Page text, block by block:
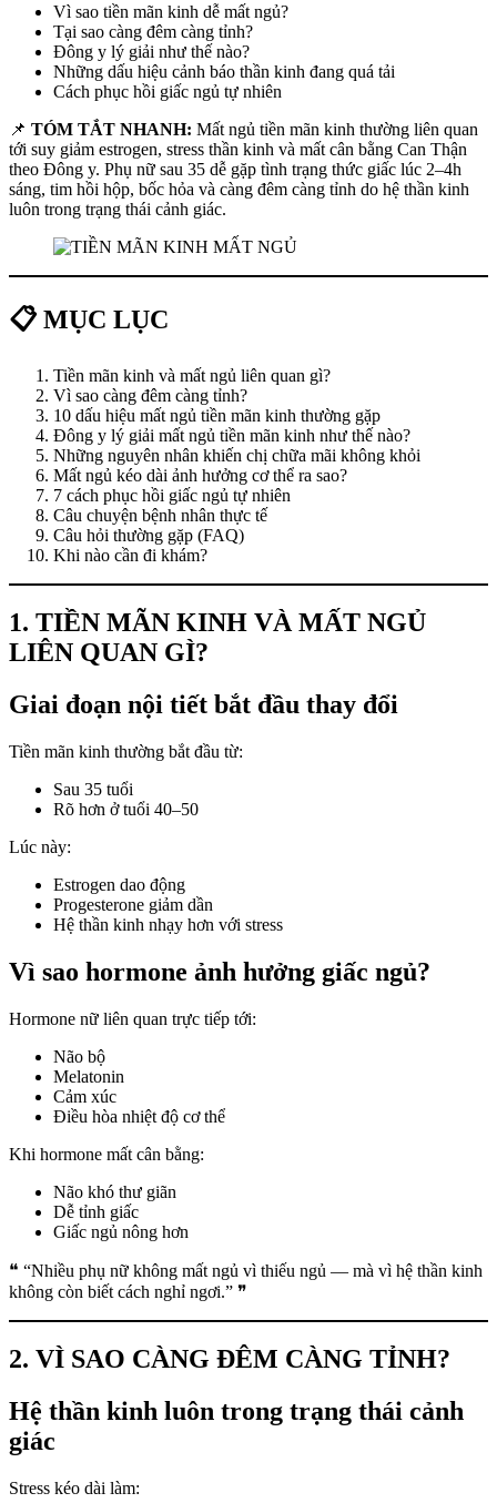
Vì sao tiền mãn kinh dễ mất ngủ?
Tại sao càng đêm càng tỉnh?
Đông y lý giải như thế nào?
Những dấu hiệu cảnh báo thần kinh đang quá tải
Cách phục hồi giấc ngủ tự nhiên
📌 TÓM TẮT NHANH: Mất ngủ tiền mãn kinh thường liên quan
tới suy giảm estrogen, stress thần kinh và mất cân bằng Can Thận
theo Đông y. Phụ nữ sau 35 dễ gặp tình trạng thức giấc lúc 2–4h
sáng, tim hồi hộp, bốc hỏa và càng đêm càng tỉnh do hệ thần kinh
luôn trong trạng thái cảnh giác.
📋 MỤC LỤC
Tiền mãn kinh và mất ngủ liên quan gì?
Vì sao càng đêm càng tỉnh?
10 dấu hiệu mất ngủ tiền mãn kinh thường gặp
Đông y lý giải mất ngủ tiền mãn kinh như thế nào?
Những nguyên nhân khiến chị chữa mãi không khỏi
Mất ngủ kéo dài ảnh hưởng cơ thể ra sao?
7 cách phục hồi giấc ngủ tự nhiên
Câu chuyện bệnh nhân thực tế
Câu hỏi thường gặp (FAQ)
Khi nào cần đi khám?
1. TIỀN MÃN KINH VÀ MẤT NGỦ
LIÊN QUAN GÌ?
Giai đoạn nội tiết bắt đầu thay đổi
Tiền mãn kinh thường bắt đầu từ:
Sau 35 tuổi
Rõ hơn ở tuổi 40–50
Lúc này:
Estrogen dao động
Progesterone giảm dần
Hệ thần kinh nhạy hơn với stress
Vì sao hormone ảnh hưởng giấc ngủ?
Hormone nữ liên quan trực tiếp tới:
Não bộ
Melatonin
Cảm xúc
Điều hòa nhiệt độ cơ thể
Khi hormone mất cân bằng:
Não khó thư giãn
Dễ tỉnh giấc
Giấc ngủ nông hơn
❝ “Nhiều phụ nữ không mất ngủ vì thiếu ngủ — mà vì hệ thần kinh
không còn biết cách nghỉ ngơi.” ❞
2. VÌ SAO CÀNG ĐÊM CÀNG TỈNH?
Hệ thần kinh luôn trong trạng thái cảnh
giác
Stress kéo dài làm: